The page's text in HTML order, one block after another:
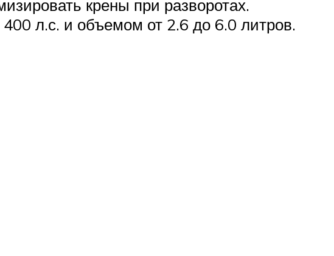
крены при разворотах.
л.с. и объемом от 2.6 до 6.0 литров.